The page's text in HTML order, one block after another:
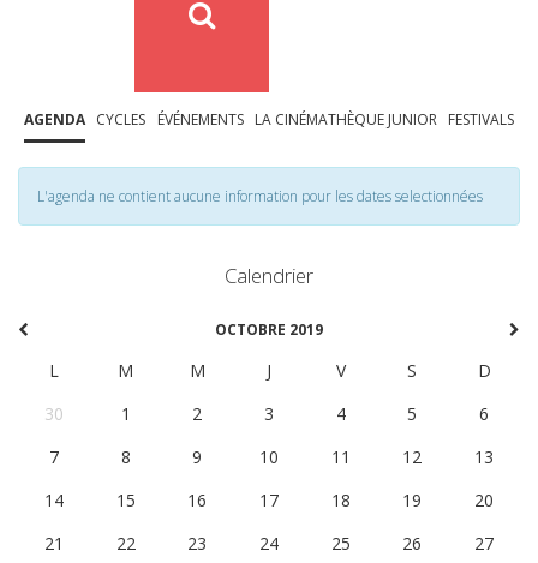
AGENDA CYCLES ÉVÉNEMENTS LA CINÉMATHÈQUE JUNIOR FESTIVALS
L'agenda ne contient aucune information pour les dates selectionnées
Calendrier
OCTOBRE 2019
L M M J V S
D
30
1 2 3 4 5
6
7
8 9 10 11 12
13
14
15 16 17 18 19
20
21
22 23 24 25 26
27